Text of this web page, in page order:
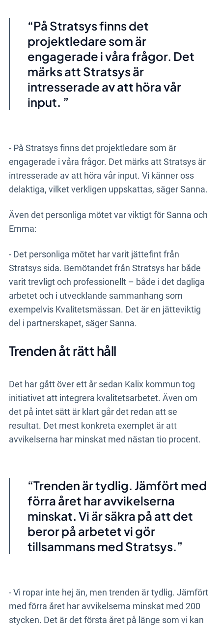
På Stratsys finns det
projektledare som är
engagerade i våra frågor. Det
märks att Stratsys är
intresserade av att höra vår
input.
- På Stratsys finns det projektledare som är
engagerade i våra frågor. Det märks att Stratsys är
intresserade av att höra vår input. Vi känner oss
delaktiga, vilket verkligen uppskattas, säger Sanna.
Även det personliga mötet var viktigt för Sanna och
Emma:
- Det personliga mötet har varit jättefint från
Stratsys sida. Bemötandet från Stratsys har både
varit trevligt och professionellt – både i det dagliga
arbetet och i utvecklande sammanhang som
exempelvis Kvalitetsmässan. Det är en jätteviktig
del i partnerskapet, säger Sanna.
Trenden åt rätt håll
Det har gått över ett år sedan Kalix kommun tog
initiativet att integrera kvalitetsarbetet. Även om
det på intet sätt är klart går det redan att se
resultat. Det mest konkreta exemplet är att
avvikelserna har minskat med nästan tio procent.
Trenden är tydlig. Jämfört med
förra året har avvikelserna
minskat. Vi är säkra på att det
beror på arbetet vi gör
tillsammans med Stratsys.
- Vi ropar inte hej än, men trenden är tydlig. Jämfört
med förra året har avvikelserna minskat med 200
stycken. Det är det första året på länge som vi kan